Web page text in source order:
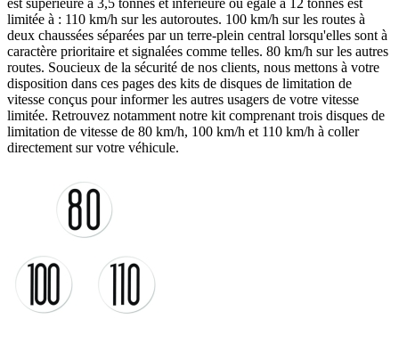
est supérieure à 3,5 tonnes et inférieure ou égale à 12 tonnes est
limitée à : 110 km/h sur les autoroutes. 100 km/h sur les routes à
deux chaussées séparées par un terre-plein central lorsqu'elles sont à
caractère prioritaire et signalées comme telles. 80 km/h sur les autres
routes. Soucieux de la sécurité de nos clients, nous mettons à votre
disposition dans ces pages des kits de disques de limitation de
vitesse conçus pour informer les autres usagers de votre vitesse
limitée. Retrouvez notamment notre kit comprenant trois disques de
limitation de vitesse de 80 km/h, 100 km/h et 110 km/h à coller
directement sur votre véhicule.